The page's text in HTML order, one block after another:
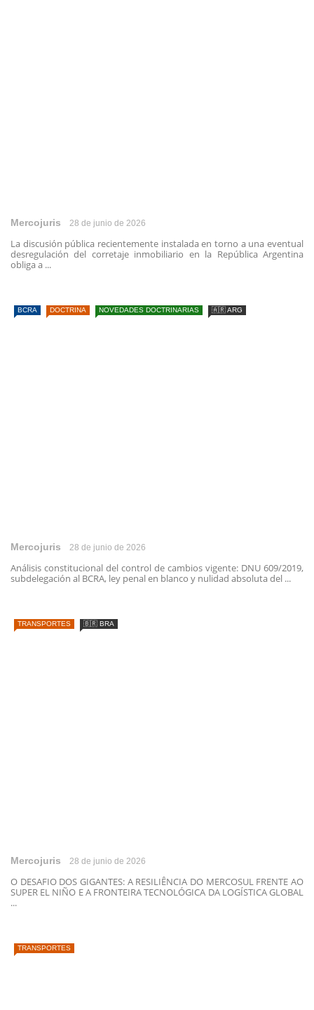
Mercojuris 28 de junio de 2026
La discusión pública recientemente instalada en torno a una eventual
desregulación del corretaje inmobiliario en la República Argentina
obliga a ...
BCRA DOCTRINA NOVEDADES DOCTRINARIAS 🇦🇷 ARG
Mercojuris 28 de junio de 2026
Análisis constitucional del control de cambios vigente: DNU 609/2019,
subdelegación al BCRA, ley penal en blanco y nulidad absoluta del ...
TRANSPORTES 🇧🇷 BRA
Mercojuris 28 de junio de 2026
O DESAFIO DOS GIGANTES: A RESILIÊNCIA DO MERCOSUL FRENTE AO
SUPER EL NIÑO E A FRONTEIRA TECNOLÓGICA DA LOGÍSTICA GLOBAL
...
TRANSPORTES